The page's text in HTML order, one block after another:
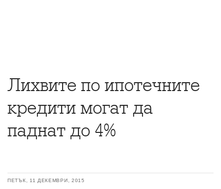
Лихвите по ипотечните
кредити могат да
паднат до 4%
ПЕТЪК, 11 ДЕКЕМВРИ, 2015